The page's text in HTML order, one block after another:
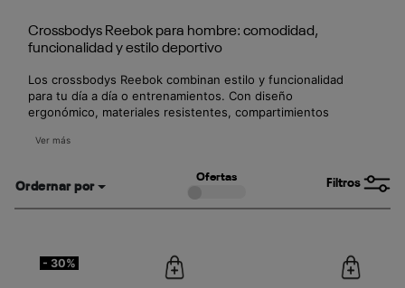
Crossbodys Reebok para hombre: comodidad,
funcionalidad y estilo deportivo
Los crossbodys Reebok combinan estilo y funcionalidad
para tu día a día o entrenamientos. Con diseño
ergonómico, materiales resistentes, compartimientos
deportivo, casual o urbano. Compra segura en Reebok
Ver más
Filtros
Ofertas
Ordernar por
- 30%